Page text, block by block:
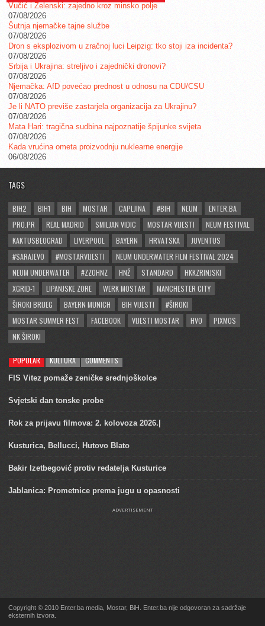
Vučić i Zelenski: zajedno kroz minsko polje
07/08/2026
Šutnja njemačke tajne službe
07/08/2026
Dron s eksplozivom u zračnoj luci Leipzig: tko stoji iza incidenta?
07/08/2026
Srbija i Ukrajina: streljivo i zajednički dronovi?
07/08/2026
Njemačka: AfD povećao prednost u odnosu na CDU/CSU
07/08/2026
Je li NATO previše zastarjela organizacija za Ukrajinu?
07/08/2026
Mata Hari: tragična sudbina najpoznatije špijunke svijeta
07/08/2026
Kada vrućina ometa proizvodnju nuklearne energije
06/08/2026
TAGS
BIH2 BIH1 BIH MOSTAR CAPLJINA #BIH NEUM
ENTER.BA
PRO.PR
REAL MADRID SMILJAN VIDIC MOSTAR VIJESTI
NEUM FESTIVAL
KAKTUSBEOGRAD
LIVERPOOL BAYERN HRVATSKA
JUVENTUS
#SARAJEVO
#MOSTARVIJESTI
NEUM UNDERWATER FILM FESTIVAL 2024
NEUM UNDERWATER
#ZZOHNZ HNŽ STANDARD
HKKZRINJSKI
XGRID-1
LIPANJSKE ZORE WERK MOSTAR
MANCHESTER CITY
ŠIROKI BRIJEG
BAYERN MUNICH BIH VIJESTI
#ŠIROKI
MOSTAR SUMMER FEST
FACEBOOK VIJESTI MOSTAR HVO
PIXMOS
NK ŠIROKI
POPULAR KULTURA COMMENTS
FIS Vitez pomaže zeničke srednjoškolce
Svjetski dan tonske probe
Rok za prijavu filmova: 2. kolovoza 2026.|
Kusturica, Bellucci, Hutovo Blato
Bakir Izetbegović protiv redatelja Kusturice
Jablanica: Prometnice prema jugu u opasnosti
ADVERTISEMENT
Copyright © 2010 Enter.ba media, Mostar, BiH. Enter.ba nije odgovoran za sadržaje
eksternih izvora.